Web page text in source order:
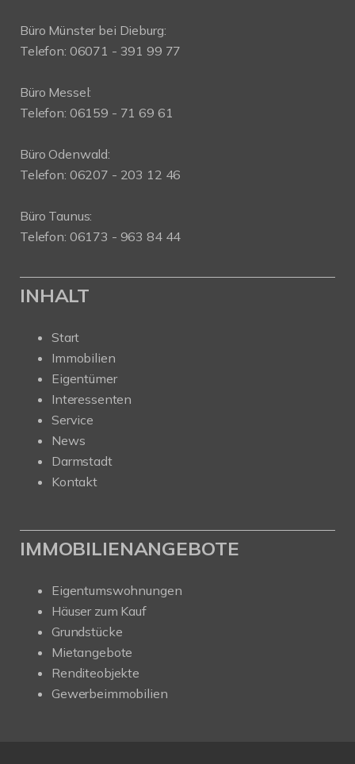
Büro Münster bei Dieburg:
Telefon: 06071 - 391 99 77
Büro Messel:
Telefon: 06159 - 71 69 61
Büro Odenwald:
Telefon: 06207 - 203 12 46
Büro Taunus:
Telefon: 06173 - 963 84 44
INHALT
Start
Immobilien
Eigentümer
Interessenten
Service
News
Darmstadt
Kontakt
IMMOBILIENANGEBOTE
Eigentumswohnungen
Häuser zum Kauf
Grundstücke
Mietangebote
Renditeobjekte
Gewerbeimmobilien